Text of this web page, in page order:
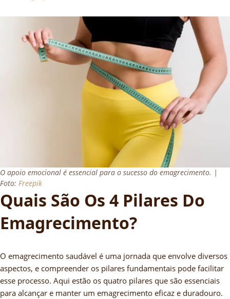
O apoio emocional é essencial para o sucesso do emagrecimento. |
Foto: Freepik
Quais São Os 4 Pilares Do
Emagrecimento?
O emagrecimento saudável é uma jornada que envolve diversos
aspectos, e compreender os pilares fundamentais pode facilitar
esse processo. Aqui estão os quatro pilares que são essenciais
para alcançar e manter um emagrecimento eficaz e duradouro.